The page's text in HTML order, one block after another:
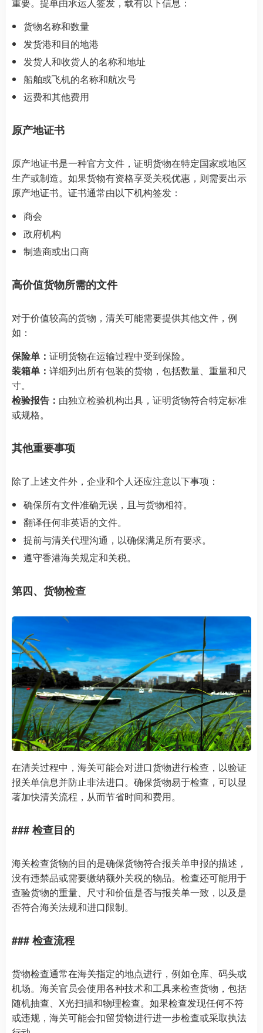
货物名称和数量
发货港和目的地港
发货人和收货人的名称和地址
船舶或飞机的名称和航次号
运费和其他费用
原产地证书
原产地证书是一种官方文件，证明货物在特定国家或地区
生产或制造。如果货物有资格享受关税优惠，则需要出示
原产地证书。证书通常由以下机构签发：
商会
政府机构
制造商或出口商
高价值货物所需的文件
对于价值较高的货物，清关可能需要提供其他文件，例
如：
保险单： 证明货物在运输过程中受到保险。
装箱单： 详细列出所有包装的货物，包括数量、重量和尺
寸。
检验报告： 由独立检验机构出具，证明货物符合特定标准
或规格。
其他重要事项
除了上述文件外，企业和个人还应注意以下事项：
确保所有文件准确无误，且与货物相符。
翻译任何非英语的文件。
提前与清关代理沟通，以确保满足所有要求。
遵守香港海关规定和关税。
第四、货物检查
在清关过程中，海关可能会对进口货物进行检查，以验证
报关单信息并防止非法进口。确保货物易于检查，可以显
著加快清关流程，从而节省时间和费用。
### 检查目的
海关检查货物的目的是确保货物符合报关单申报的描述，
没有违禁品或需要缴纳额外关税的物品。检查还可能用于
查验货物的重量、尺寸和价值是否与报关单一致，以及是
否符合海关法规和进口限制。
### 检查流程
货物检查通常在海关指定的地点进行，例如仓库、码头或
机场。海关官员会使用各种技术和工具来检查货物，包括
随机抽查、X光扫描和物理检查。如果检查发现任何不符
或违规，海关可能会扣留货物进行进一步检查或采取执法